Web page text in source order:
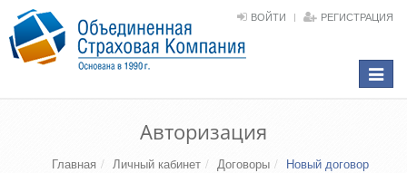
ВОЙТИ РЕГИСТРАЦИЯ
Toggle
Авторизация
Главная Личный кабинет Договоры Новый договор